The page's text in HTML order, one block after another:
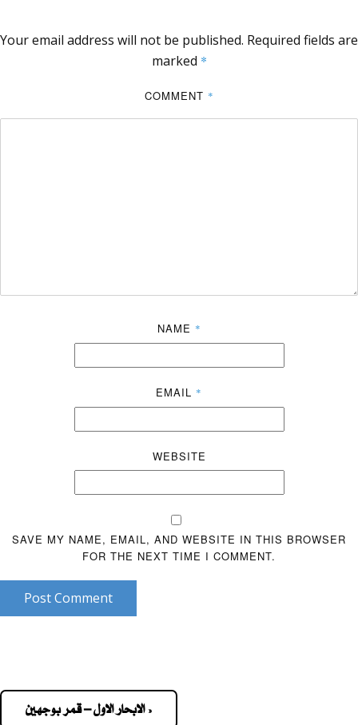
Your email address will not be published. Required fields are
marked *
COMMENT *
NAME *
EMAIL *
WEBSITE
SAVE MY NAME, EMAIL, AND WEBSITE IN THIS BROWSER
FOR THE NEXT TIME I COMMENT.
Post Comment
« الابحار الاول – قمر بوجهين